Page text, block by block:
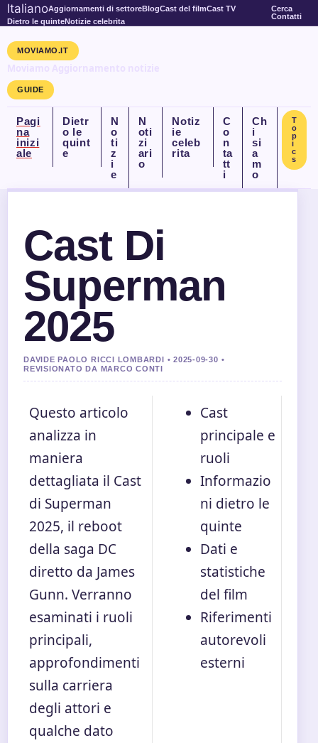
ItalianoAggiornamenti di settoreBlogCast del filmCast TV
Dietro le quinteNotizie celebrita
Cerca
Contatti
MOVIAMO.IT
Moviamo Aggiornamento notizie
GUIDE
Pagi
na
inizi
ale
Dietr
o le
quint
e
N
o
ti
z
i
e
N
oti
zi
ari
o
Notiz
ie
celeb
rita
C
o
n
ta
tt
i
Ch
i
si
a
m
o
T
o
p
i
c
s
Cast Di
Superman
2025
DAVIDE PAOLO RICCI LOMBARDI • 2025-09-30 •
REVISIONATO DA MARCO CONTI
Questo articolo
analizza in
maniera
dettagliata il Cast
di Superman
2025, il reboot
della saga DC
diretto da James
Gunn. Verranno
esaminati i ruoli
principali,
approfondimenti
sulla carriera
degli attori e
qualche dato
Cast
principale e
ruoli
Informazio
ni dietro le
quinte
Dati e
statistiche
del film
Riferimenti
autorevoli
esterni